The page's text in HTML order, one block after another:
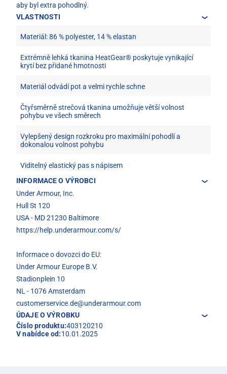
aby byl extra pohodlný.
VLASTNOSTI
Materiál: 86 % polyester, 14 % elastan
Extrémně lehká tkanina HeatGear® poskytuje vynikající
krytí bez přidané hmotnosti
Materiál odvádí pot a velmi rychle schne
Čtyřsměrně strečová tkanina umožňuje větší volnost
pohybu ve všech směrech
Vylepšený design rozkroku pro maximální pohodlí a
dokonalou volnost pohybu
Viditelný elastický pas s nápisem
INFORMACE O VÝROBCI
Under Armour, Inc.
Hull St 120
USA - MD 21230 Baltimore
https://help.underarmour.com/s/
Informace o dovozci do EU:
Under Armour Europe B.V.
Stadionplein 10
NL - 1076 Amsterdam
customerservice.de@underarmour.com
ÚDAJE O VÝROBKU
Číslo produktu:403120210
V nabídce od:10.01.2025